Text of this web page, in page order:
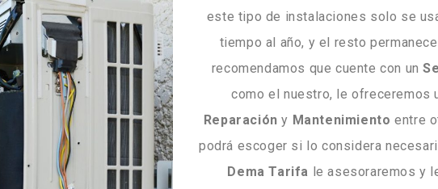
este tipo de instalaciones solo se
tiempo al año, y el resto
recomendamos que cuente con un
como el nuestro, le ofreceremos
Reparación y Mantenimiento entre
podrá escoger si lo considera
Dema Tarifa le asesoraremos y